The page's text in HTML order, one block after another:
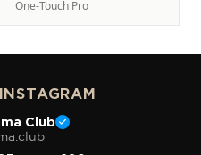
One-Touch Pro
INSTAGRAM
Club